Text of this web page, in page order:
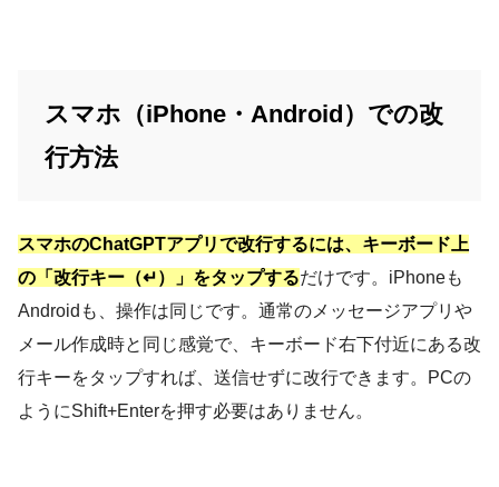
スマホ（iPhone・Android）での改
行方法
スマホのChatGPTアプリで改行するには、キーボード上
の「改行キー（↵）」をタップするだけです。iPhoneも
Androidも、操作は同じです。通常のメッセージアプリや
メール作成時と同じ感覚で、キーボード右下付近にある改
行キーをタップすれば、送信せずに改行できます。PCの
ようにShift+Enterを押す必要はありません。